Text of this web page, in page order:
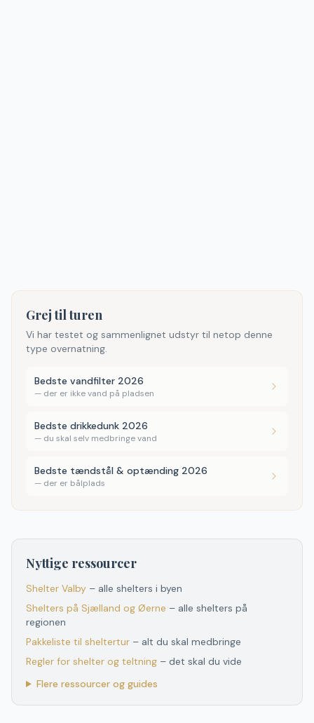
Grej til turen
Vi har testet og sammenlignet udstyr til netop denne
type overnatning.
Bedste vandfilter 2026
— der er ikke vand på pladsen
Bedste drikkedunk 2026
— du skal selv medbringe vand
Bedste tændstål & optænding 2026
— der er bålplads
Nyttige ressourcer
Shelter Valby – alle shelters i byen
Shelters på Sjælland og Øerne – alle shelters på
regionen
Pakkeliste til sheltertur – alt du skal medbringe
Regler for shelter og teltning – det skal du vide
Flere ressourcer og guides